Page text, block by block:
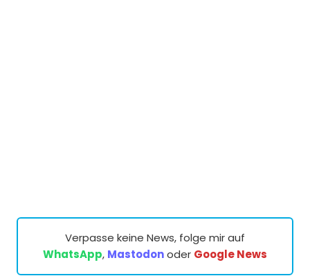
Verpasse keine News, folge mir auf
WhatsApp, Mastodonoder Google News